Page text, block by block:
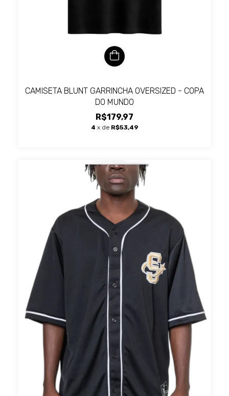
CAMISETA BLUNT GARRINCHA OVERSIZED - COPA
DO MUNDO
R$179,97
4 x de R$53,49